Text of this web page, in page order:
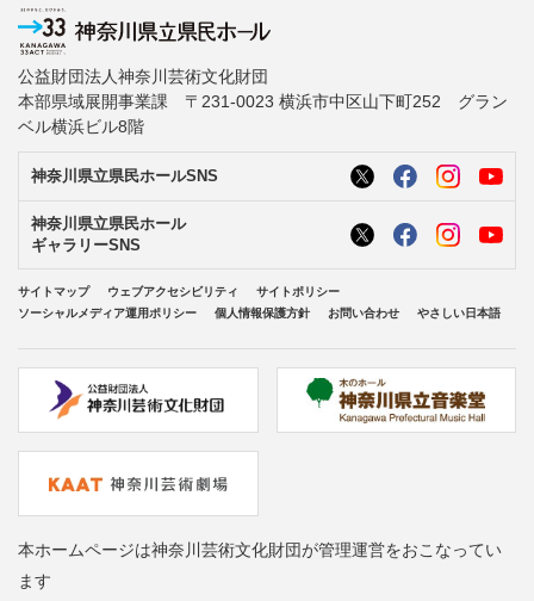
公益財団法人神奈川芸術文化財団
本部県域展開事業課 〒231-0023 横浜市中区山下町252 グラン
ベル横浜ビル8階
神奈川県立県民ホールSNS
神奈川県立県民ホール
ギャラリーSNS
サイトマップ ウェブアクセシビリティ
サイトポリシー
ソーシャルメディア運用ポリシー
個人情報保護方針 お問い合わせ やさしい日本語
本ホームページは神奈川芸術文化財団が管理運営をおこなってい
ます